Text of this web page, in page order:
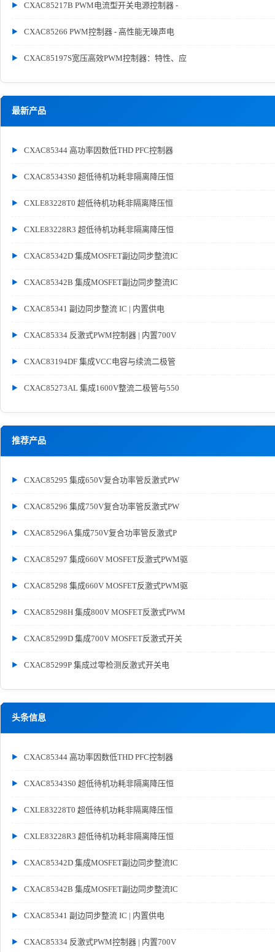
CXAC85217B PWM电流型开关电源控制器 -
CXAC85266 PWM控制器 - 高性能无噪声电
CXAC85197S宽压高效PWM控制器：特性、应
最新产品
CXAC85344 高功率因数低THD PFC控制器
CXAC85343S0 超低待机功耗非隔离降压恒
CXLE83228T0 超低待机功耗非隔离降压恒
CXLE83228R3 超低待机功耗非隔离降压恒
CXAC85342D 集成MOSFET副边同步整流IC
CXAC85342B 集成MOSFET副边同步整流IC
CXAC85341 副边同步整流 IC | 内置供电
CXAC85334 反激式PWM控制器 | 内置700V
CXAC83194DF 集成VCC电容与续流二极管
CXAC85273AL 集成1600V整流二极管与550
推荐产品
CXAC85295 集成650V复合功率管反激式PW
CXAC85296 集成750V复合功率管反激式PW
CXAC85296A 集成750V复合功率管反激式P
CXAC85297 集成660V MOSFET反激式PWM驱
CXAC85298 集成660V MOSFET反激式PWM驱
CXAC85298H 集成800V MOSFET反激式PWM
CXAC85299D 集成700V MOSFET反激式开关
CXAC85299P 集成过零检测反激式开关电
头条信息
CXAC85344 高功率因数低THD PFC控制器
CXAC85343S0 超低待机功耗非隔离降压恒
CXLE83228T0 超低待机功耗非隔离降压恒
CXLE83228R3 超低待机功耗非隔离降压恒
CXAC85342D 集成MOSFET副边同步整流IC
CXAC85342B 集成MOSFET副边同步整流IC
CXAC85341 副边同步整流 IC | 内置供电
CXAC85334 反激式PWM控制器 | 内置700V